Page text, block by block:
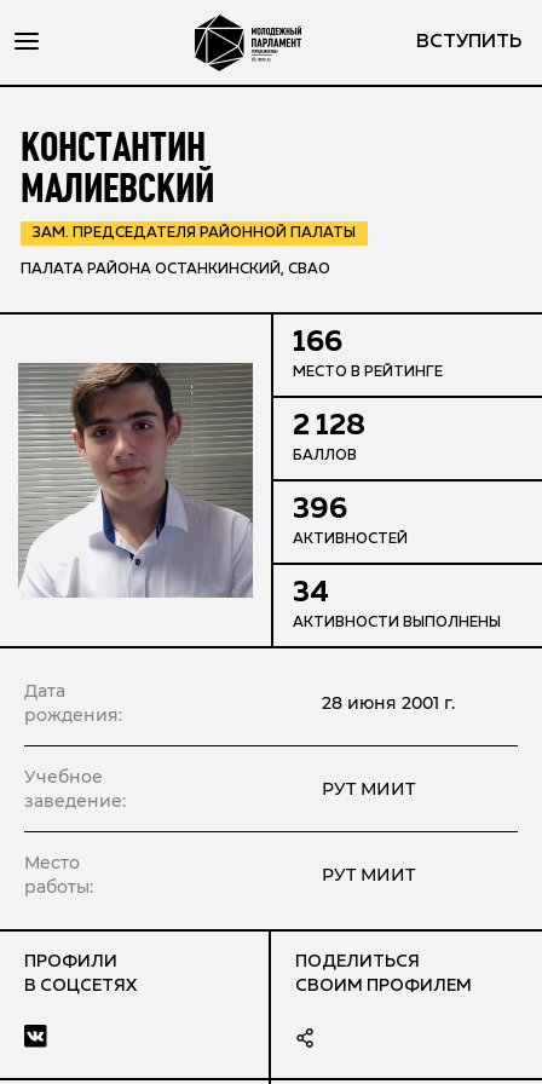
ВСТУПИТЬ
КОНСТАНТИН
МАЛИЕВСКИЙ
ЗАМ. ПРЕДСЕДАТЕЛЯ РАЙОННОЙ ПАЛАТЫ
ПАЛАТА РАЙОНА ОСТАНКИНСКИЙ, СВАО
166
МЕСТО В РЕЙТИНГЕ
2 128
БАЛЛОВ
396
АКТИВНОСТЕЙ
34
АКТИВНОСТИ ВЫПОЛНЕНЫ
Дата
рождения:
28 июня 2001 г.
Учебное
заведение:
РУТ МИИТ
Место
работы:
РУТ МИИТ
ПРОФИЛИ
В СОЦСЕТЯХ
ПОДЕЛИТЬСЯ
СВОИМ ПРОФИЛЕМ